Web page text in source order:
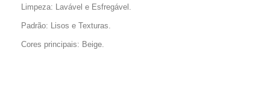
Limpeza: Lavável e Esfregável.
Padrão: Lisos e Texturas.
Cores principais: Beige.